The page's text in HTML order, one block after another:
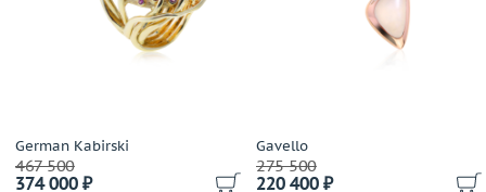
Breuning
British Academy of Jewellery
German Kabirski
467 500
374 000 ₽
Gavello
275 500
220 400 ₽